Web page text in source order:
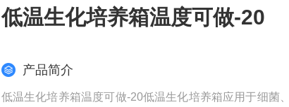
低温生化培养箱温度可做-20
产品简介
低温生化培养箱温度可做-20低温生化培养箱应用于细菌